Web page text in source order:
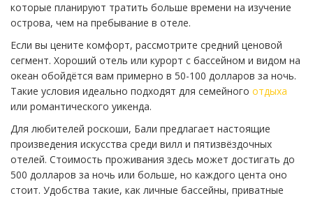
которые планируют тратить больше времени на изучение
острова, чем на пребывание в отеле.
Если вы цените комфорт, рассмотрите средний ценовой
сегмент. Хороший отель или курорт с бассейном и видом на
океан обойдётся вам примерно в 50-100 долларов за ночь.
Такие условия идеально подходят для семейного отдыха
или романтического уикенда.
Для любителей роскоши, Бали предлагает настоящие
произведения искусства среди вилл и пятизвёздочных
отелей. Стоимость проживания здесь может достигать до
500 долларов за ночь или больше, но каждого цента оно
стоит. Удобства такие, как личные бассейны, приватные